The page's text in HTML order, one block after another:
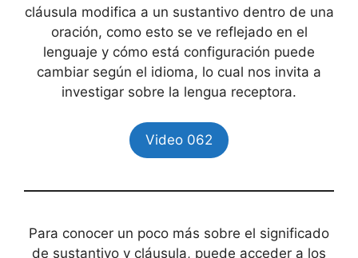
cláusula modifica a un sustantivo dentro de una
oración, como esto se ve reflejado en el
lenguaje y cómo está configuración puede
cambiar según el idioma, lo cual nos invita a
investigar sobre la lengua receptora.
Video 062
Para conocer un poco más sobre el significado
de sustantivo y cláusula, puede acceder a los